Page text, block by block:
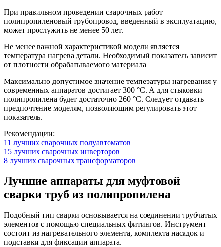
При правильном проведении сварочных работ
полипропиленовый трубопровод, введенный в эксплуатацию,
может прослужить не менее 50 лет.
Не менее важной характеристикой модели является
температура нагрева детали. Необходимый показатель зависит
от плотности обрабатываемого материала.
Максимально допустимое значение температуры нагревания у
современных аппаратов достигает 300 °С. А для стыковки
полипропилена будет достаточно 260 °С. Следует отдавать
предпочтение моделям, позволяющим регулировать этот
показатель.
Рекомендации:
11 лучших сварочных полуавтоматов
15 лучших сварочных инверторов
8 лучших сварочных трансформаторов
Лучшие аппараты для муфтовой
сварки труб из полипропилена
Подобный тип сварки основывается на соединении трубчатых
элементов с помощью специальных фитингов. Инструмент
состоит из нагревательного элемента, комплекта насадок и
подставки для фиксации аппарата.